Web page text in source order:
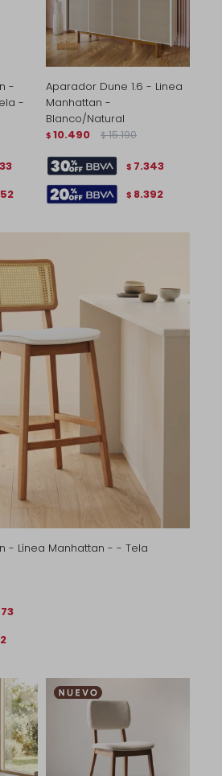
-
-
Aparador Dune 1.6 - Linea
Manhattan -
Blanco/Natural
$ 10.490 $ 15.190
$ 7.343
$ 8.392
- Línea Manhattan - - Tela